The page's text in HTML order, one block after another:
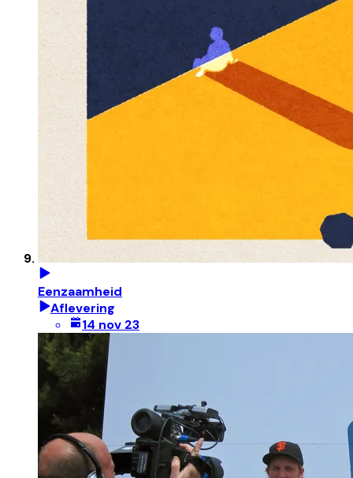
Eenzaamheid
Aflevering
14 nov 23